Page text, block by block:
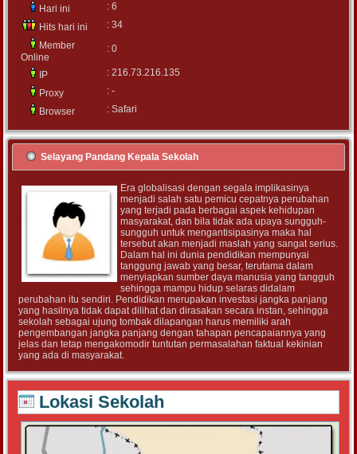
Hari ini
: 6
Hits hari ini
: 34
Member
Online
: 0
IP
: 216.73.216.135
Proxy
: -
Browser
: Safari
Selayang Pandang Kepala Sekolah
Era globalisasi dengan segala implikasinya
menjadi salah satu pemicu cepatnya perubahan
yang terjadi pada berbagai aspek kehidupan
masyarakat, dan bila tidak ada upaya sungguh-
sungguh untuk mengantisipasinya maka hal
tersebut akan menjadi maslah yang sangat serius.
Dalam hal ini dunia pendidikan mempunyai
tanggung jawab yang besar, terutama dalam
menyiapkan sumber daya manusia yang tangguh
sehingga mampu hidup selaras didalam
perubahan itu sendiri. Pendidikan merupakan investasi jangka panjang
yang hasilnya tidak dapat dilihat dan dirasakan secara instan, sehingga
sekolah sebagai ujung tombak dilapangan harus memiliki arah
pengembangan jangka panjang dengan tahapan pencapaiannya yang
jelas dan tetap mengakomodir tuntutan permasalahan faktual kekinian
yang ada di masyarakat.
Lokasi Sekolah